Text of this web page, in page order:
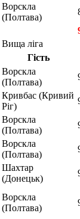
Ворскла
(Полтава)
Вища ліга
Гість
Ворскла
(Полтава)
Кривбас (Кривий
Ріг)
Ворскла
(Полтава)
Ворскла
(Полтава)
Шахтар
(Донецьк)
Ворскла
(Полтава)